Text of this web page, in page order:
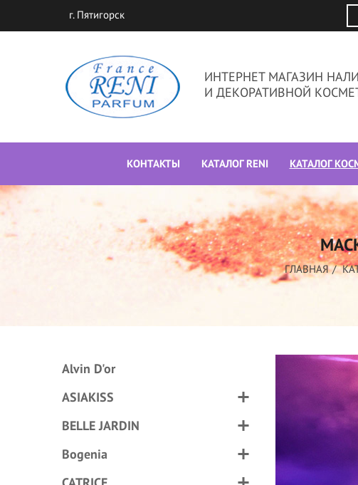
г. Пятигорск
ИНТЕРНЕТ МАГАЗИН
И ДЕКОРАТИВНОЙ
КОНТАКТЫ КАТАЛОГ RENI КАТАЛОГ
ГЛАВНАЯ
Alvin D'or
ASIAKISS
BELLE JARDIN
Bogenia